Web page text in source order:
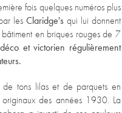
fois quelques numéros plus
lesClaridge's qui lui donnent
en briques rouges de 7
et victorien régulièrement
de tons lilas et de parquets en
des années 1930. La